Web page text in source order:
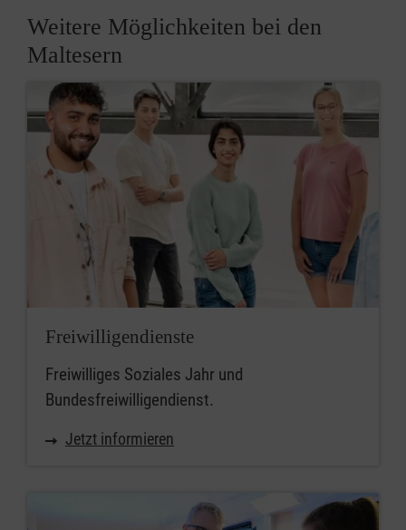
Weitere Möglichkeiten bei den
Maltesern
Freiwilligendienste
Freiwilliges Soziales Jahr und
Bundesfreiwilligendienst.
Jetzt informieren